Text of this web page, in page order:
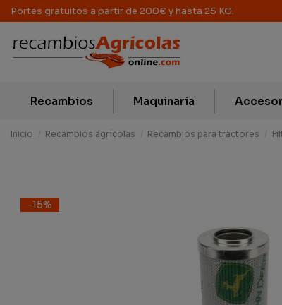
Portes gratuitos a partir de 200€ y hasta 25 KG.
Recambios Maquinaria
Inicio Recambios agrícolas Recambios para tractores
-15%